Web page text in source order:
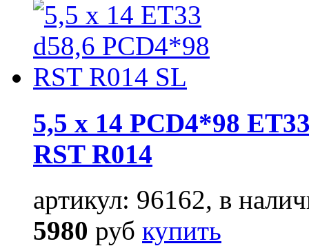
5,5 x 14 PCD4*98
RST R014
артикул: 96162, в
5980 руб купить